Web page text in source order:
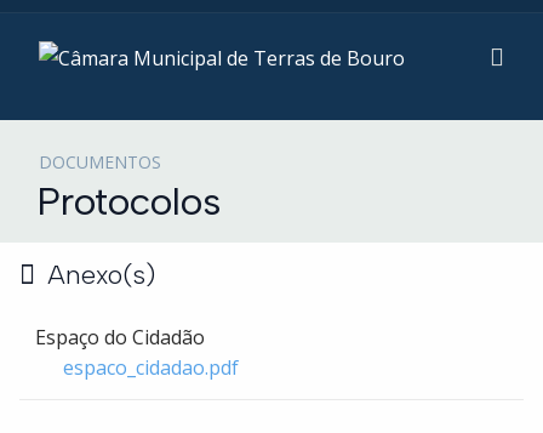
DOCUMENTOS
Protocolos
Anexo(s)
Espaço do Cidadão
espaco_cidadao.pdf